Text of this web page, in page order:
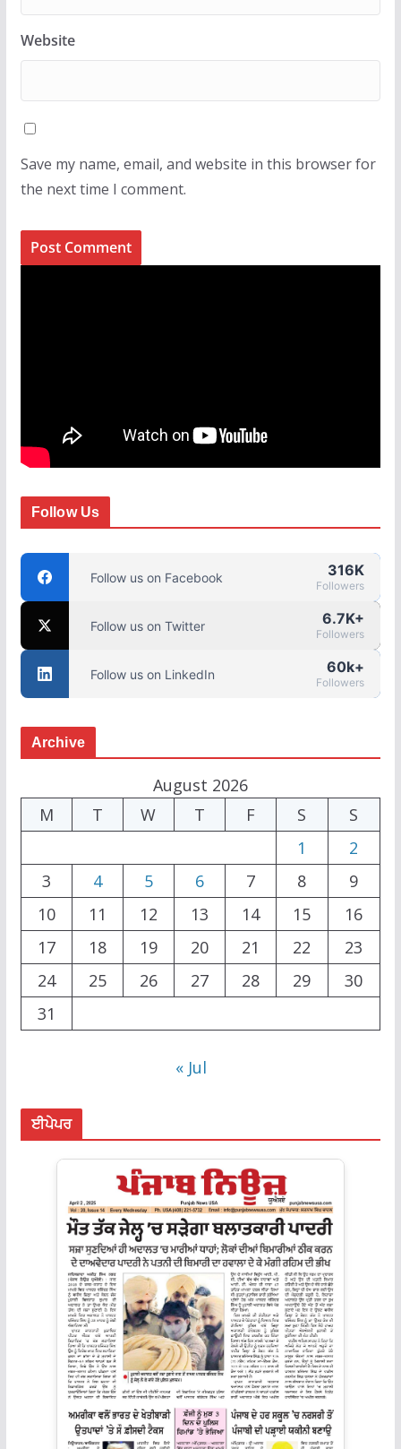
Website
Save my name, email, and website in this browser for
the next time I comment.
Follow Us
Follow us on Facebook 316K
Followers
Follow us on Twitter 6.7K+
Followers
Follow us on LinkedIn 60k+
Followers
Archive
August 2026
M
T W T F S
S
1
2
3
4 5 6 7 8
9
10
11 12 13 14 15
16
17
18 19 20 21 22
23
24
25 26 27 28 29
30
31
« Jul
ਈਪੇਪਰ